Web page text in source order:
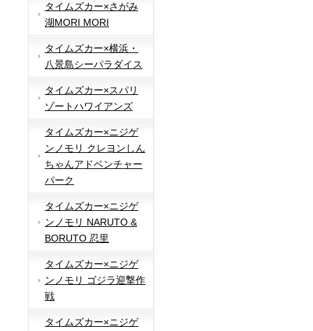
タイムズカー×さがみ
湖MORI MORI
タイムズカー×横浜・
八景島シーパラダイス
タイムズカー×スパリ
ゾートハワイアンズ
タイムズカー×ニジゲ
ンノモリ クレヨンしん
ちゃんアドベンチャー
パーク
タイムズカー×ニジゲ
ンノモリ NARUTO &
BORUTO 忍里
タイムズカー×ニジゲ
ンノモリ ゴジラ迎撃作
戦
タイムズカー×ニジゲ